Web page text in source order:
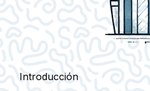
Introducción